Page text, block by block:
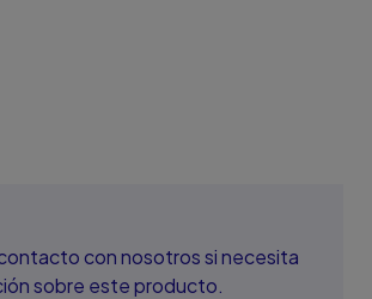
con nosotros si necesita
sobre este producto.